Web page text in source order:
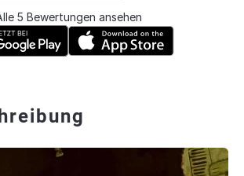
5 Bewertungen ansehen